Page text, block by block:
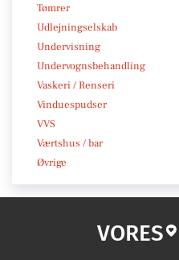
Tømrer
Udlejningselskab
Undervisning
Undervognsbehandling
Vaskeri / Renseri
Vinduespudser
VVS
Værtshus / bar
Øvrige
VORES